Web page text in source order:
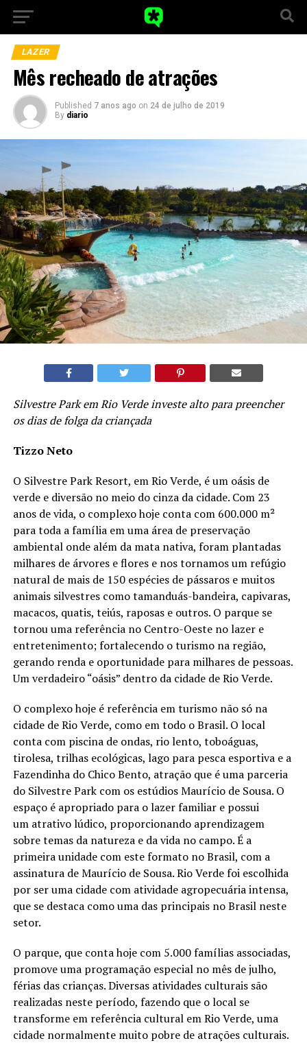
LAZER
Mês recheado de atrações
Published 7 anos ago on 24 de julho de 2019
By diario
Silvestre Park em Rio Verde investe alto para preencher
os dias de folga da criançada
Tizzo Neto
O Silvestre Park Resort, em Rio Verde, é um oásis de
verde e diversão no meio do cinza da cidade. Com 23
anos de vida, o complexo hoje conta com 600.000 m²
para toda a família em uma área de preservação
ambiental onde além da mata nativa, foram plantadas
milhares de árvores e flores e nos tornamos um refúgio
natural de mais de 150 espécies de pássaros e muitos
animais silvestres como tamanduás-bandeira, capivaras,
macacos, quatis, teiús, raposas e outros. O parque se
tornou uma referência no Centro-Oeste no lazer e
entretenimento; fortalecendo o turismo na região,
gerando renda e oportunidade para milhares de pessoas.
Um verdadeiro “oásis” dentro da cidade de Rio Verde.
O complexo hoje é referência em turismo não só na
cidade de Rio Verde, como em todo o Brasil. O local
conta com piscina de ondas, rio lento, toboáguas,
tirolesa, trilhas ecológicas, lago para pesca esportiva e a
Fazendinha do Chico Bento, atração que é uma parceria
do Silvestre Park com os estúdios Maurício de Sousa. O
espaço é apropriado para o lazer familiar e possui
um atrativo lúdico, proporcionando aprendizagem
sobre temas da natureza e da vida no campo. É a
primeira unidade com este formato no Brasil, com a
assinatura de Maurício de Sousa. Rio Verde foi escolhida
por ser uma cidade com atividade agropecuária intensa,
que se destaca como uma das principais no Brasil neste
setor.
O parque, que conta hoje com 5.000 famílias associadas,
promove uma programação especial no mês de julho,
férias das crianças. Diversas atividades culturais são
realizadas neste período, fazendo que o local se
transforme em referência cultural em Rio Verde, uma
cidade normalmente muito pobre de atrações culturais.